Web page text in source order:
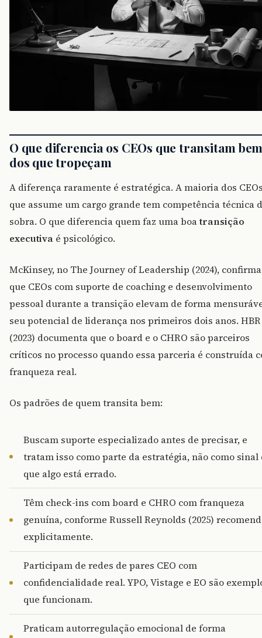
O que diferencia os CEOs que transitam
dos que tropeçam
A diferença raramente é estratégica. A maioria dos
que assume um cargo grande tem competência técnica
sobra. O que diferencia quem faz uma boatransição
executiva é psicológico.
McKinsey, no The Journey of Leadership (2024), confirma
que CEOs com suporte de coaching e desenvolvimento
pessoal durante a transição elevam de forma
seu potencial de liderança nos primeiros dois anos. HBR
(2023) documenta que o board e o CHRO são parceiros
críticos no processo quando essa parceria é construída
franqueza real.
Os padrões de quem transita bem:
Buscam suporte especializado antes de precisar, e
tratam isso como parte da estratégia, não como sinal
que algo está errado.
Têm check-ins com board e CHRO com franqueza
genuína, conforme Russell Reynolds (2025)
explicitamente.
Participam de redes de pares CEO com
confidencialidade real. YPO, Vistage e EO são
que funcionam.
Praticam autorregulação emocional de forma